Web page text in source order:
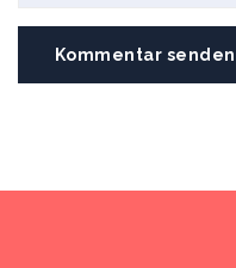
Kommentar senden